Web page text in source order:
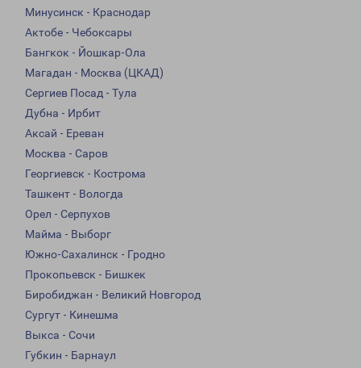
Минусинск - Краснодар
Актобе - Чебоксары
Бангкок - Йошкар-Ола
Магадан - Москва (ЦКАД)
Сергиев Посад - Тула
Дубна - Ирбит
Аксай - Ереван
Москва - Саров
Георгиевск - Кострома
Ташкент - Вологда
Орел - Серпухов
Майма - Выборг
Южно-Сахалинск - Гродно
Прокопьевск - Бишкек
Биробиджан - Великий Новгород
Сургут - Кинешма
Выкса - Сочи
Губкин - Барнаул